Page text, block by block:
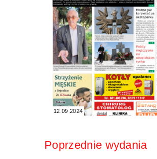
12.09.2024
Poprzednie wydania